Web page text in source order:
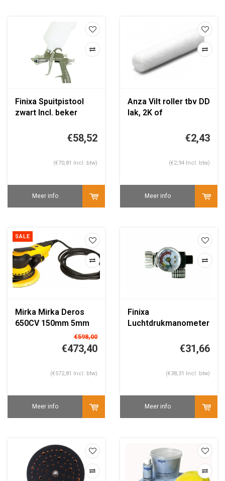
Finixa Spuitpistool
zwart Incl. beker
€58,52
(€70,81 Incl. btw)
Meer info
Anza Vilt roller tbv DD
lak, 2K of
€2,43
(€2,94 Incl. btw)
Meer info
SALE
Mirka Mirka Deros
650CV 150mm 5mm
€598,00
€473,40
(€572,81 Incl. btw)
Meer info
Finixa
Luchtdrukmanometer
€31,66
(€38,31 Incl. btw)
Meer info